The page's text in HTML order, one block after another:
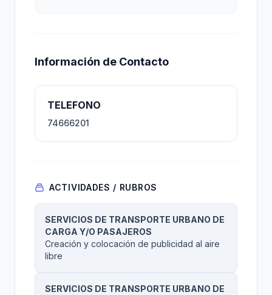
Información de Contacto
TELEFONO
74666201
ACTIVIDADES / RUBROS
SERVICIOS DE TRANSPORTE URBANO DE
CARGA Y/O PASAJEROS
Creación y colocación de publicidad al aire
libre
SERVICIOS DE TRANSPORTE URBANO DE